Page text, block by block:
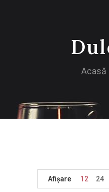
Acasă
Afișare 12 24